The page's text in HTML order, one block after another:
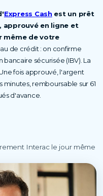
Express Cash est un prêt
approuvé en ligne et
même de votre
de crédit : on confirme
sécurisée (IBV). La
fois approuvé, l'argent
remboursable sur 61
d'avance.
Interac le jour même